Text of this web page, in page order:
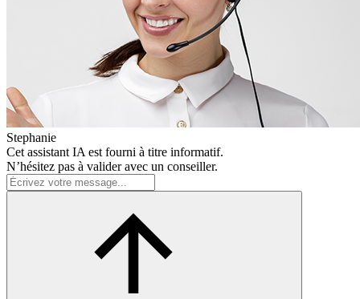
Stephanie
Cet assistant IA est fourni à titre informatif.
N’hésitez pas à valider avec un conseiller.